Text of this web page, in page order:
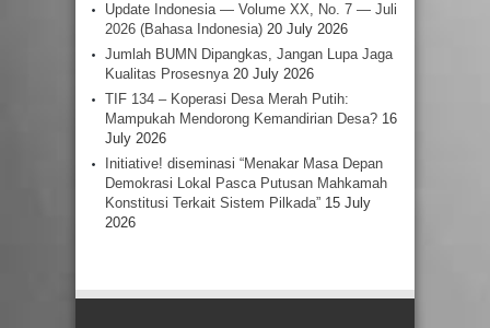
Update Indonesia — Volume XX, No. 7 — Juli
2026 (Bahasa Indonesia) 20 July 2026
Jumlah BUMN Dipangkas, Jangan Lupa Jaga
Kualitas Prosesnya 20 July 2026
TIF 134 – Koperasi Desa Merah Putih:
Mampukah Mendorong Kemandirian Desa? 16
July 2026
Initiative! diseminasi “Menakar Masa Depan
Demokrasi Lokal Pasca Putusan Mahkamah
Konstitusi Terkait Sistem Pilkada” 15 July
2026